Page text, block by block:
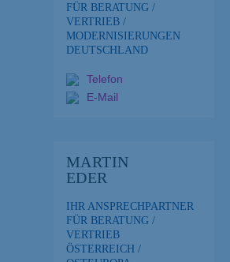
FÜR BERATUNG /
VERTRIEB /
MODERNISIERUNGEN
DEUTSCHLAND
Telefon
E-Mail
MARTIN
EDER
IHR ANSPRECHPARTNER
FÜR BERATUNG /
VERTRIEB
ÖSTERREICH /